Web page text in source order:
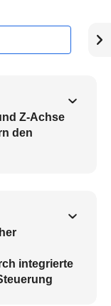
Z-Achse
den
integrierte